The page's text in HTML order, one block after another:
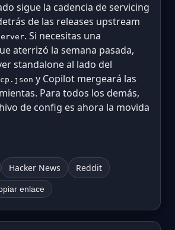
sigue la cadencia de servicing
de las releases upstream
. Si necesitas una
aterrizó la semana pasada,
standalone al lado del
y Copilot mergeará las
Para todos los demás,
de config es ahora la movida
Hacker News
Reddit
enlace